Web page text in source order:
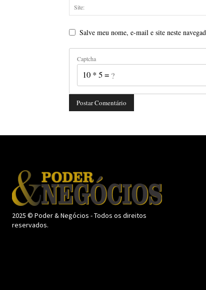
Salve meu nome, e-mail e site neste
Captcha
10 * 5 = ?
2025 © Poder & Negócios - Todos os direitos
reservados.